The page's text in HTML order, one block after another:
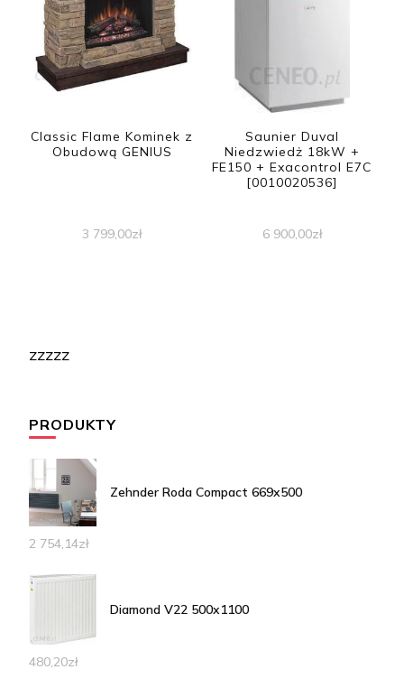
Classic Flame Kominek z
Obudową GENIUS
3 799,00zł
Saunier Duval
Niedzwiedż 18kW +
FE150 + Exacontrol E7C
[0010020536]
6 900,00zł
zzzzz
PRODUKTY
Zehnder Roda Compact 669x500
2 754,14zł
Diamond V22 500x1100
480,20zł